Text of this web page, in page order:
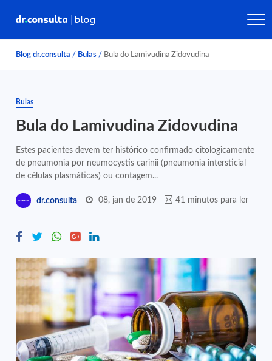
Blog dr.consulta / Bulas / Bula do Lamivudina Zidovudina
Bulas
Bula do Lamivudina Zidovudina
Estes pacientes devem ter histórico confirmado citologicamente
de pneumonia por neumocystis carinii (pneumonia intersticial
de células plasmáticas) ou contagem...
dr.consulta 08, jan de 2019 41 minutos para ler